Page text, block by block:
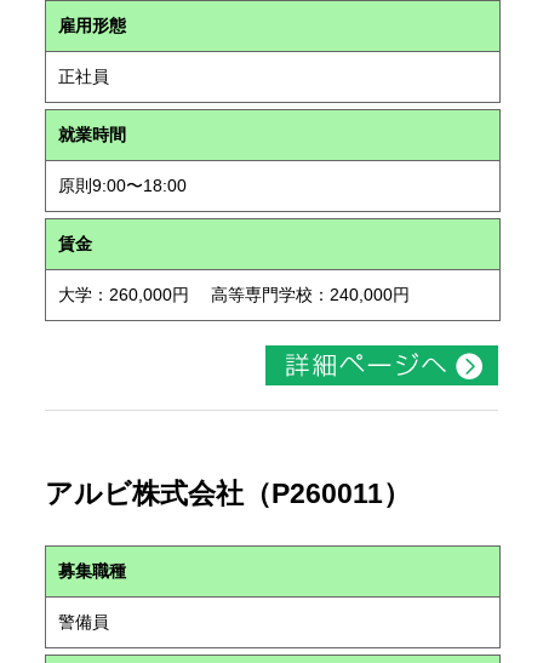
雇用形態
正社員
就業時間
原則9:00〜18:00
賃金
大学：260,000円 高等専門学校：240,000円
アルビ株式会社（P260011）
募集職種
警備員